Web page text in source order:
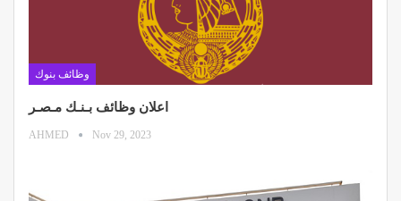
وظائف بنوك
اعلان وظائف بـنـك مـصـر
AHMED Nov 29, 2023